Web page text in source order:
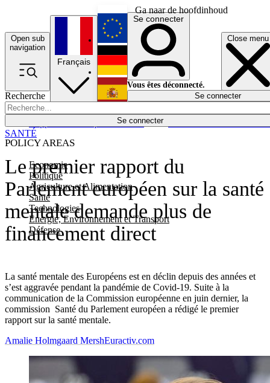
Ga naar de hoofdinhoud
Open sub
navigation
Close menu
Recherche
Se connecter
POLICY AREAS
Economie
Politique
Agriculture et Alimentation
Santé
Technologies
Energie, Environnement et Transport
Défense
Économie
Français
English
Deutsch
Español
Se connecter
Vous êtes déconnecté.
Se connecter
Le premier rapport du
Parlement européen sur la santé
mentale demande plus de
financement direct
La santé mentale des Européens est en déclin depuis des années et
s’est aggravée pendant la pandémie de Covid-19. Suite à la
communication de la Commission européenne en juin dernier, la
commission Santé du Parlement européen a rédigé le premier
rapport sur la santé mentale.
SANTÉ
Amalie Holmgaard MershEuractiv.com